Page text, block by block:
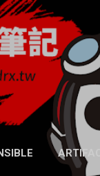
跳到主要內容
凍仁的筆記
https://
網頁